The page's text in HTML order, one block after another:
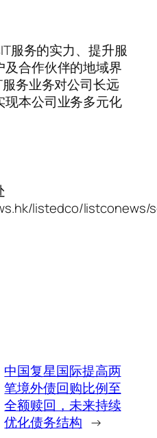
服务的实力、提升服
合作伙伴的地域界
务业务对公司长远
本公司业务多元化
listedco/listconews/
中国复星国际提高两
笔境外债回购比例至
全额赎回，未来持续
优化债务结构 →